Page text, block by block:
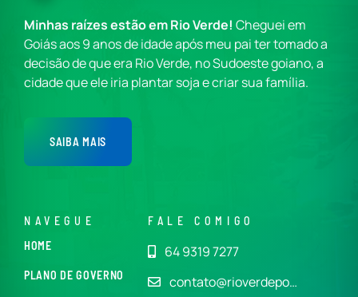
Minhas raízes estão em Rio Verde! Cheguei em
Goiás aos 9 anos de idade após meu pai ter tomado a
decisão de que era Rio Verde, no Sudoeste goiano, a
cidade que ele iria plantar soja e criar sua família.
SAIBA MAIS
NAVEGUE
HOME
PLANO DE GOVERNO
FALE COMIGO
64 9319 7277
contato@rioverdepo…